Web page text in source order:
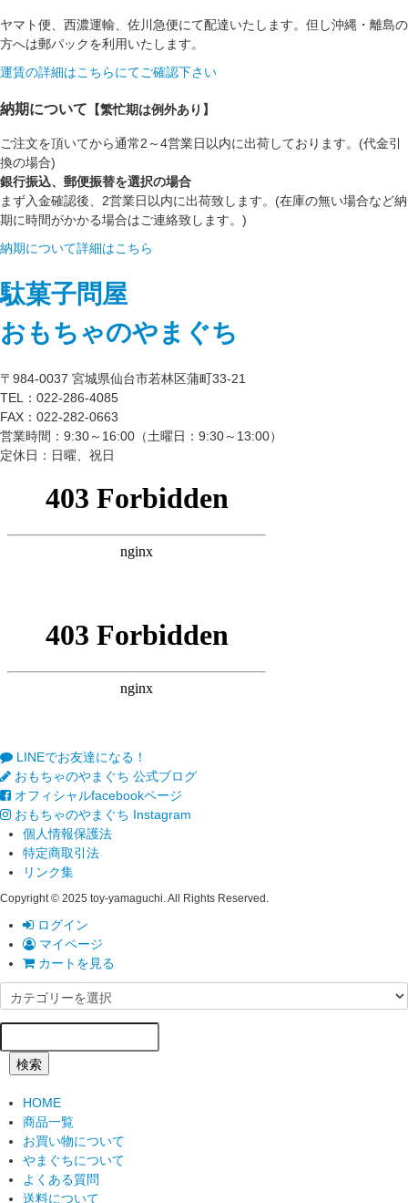
ヤマト便、西濃運輸、佐川急便にて配達いたします。但し沖縄・離島の
方へは郵パックを利用いたします。
運賃の詳細はこちらにてご確認下さい
納期について 【繁忙期は例外あり】
ご注文を頂いてから通常2～4営業日以内に出荷しております。(代金引
換の場合)
銀行振込、郵便振替を選択の場合
まず入金確認後、2営業日以内に出荷致します。(在庫の無い場合など納
期に時間がかかる場合はご連絡致します。)
納期について詳細はこちら
駄菓子問屋
おもちゃのやまぐち
〒984-0037 宮城県仙台市若林区蒲町33-21
TEL：022-286-4085
FAX：022-282-0663
営業時間：9:30～16:00（土曜日：9:30～13:00）
定休日：日曜、祝日
LINEでお友達になる！
おもちゃのやまぐち 公式ブログ
オフィシャルfacebookページ
おもちゃのやまぐち Instagram
個人情報保護法
特定商取引法
リンク集
Copyright © 2025 toy-yamaguchi. All Rights Reserved.
ログイン
マイページ
カートを見る
検索
HOME
商品一覧
お買い物について
やまぐちについて
よくある質問
送料について